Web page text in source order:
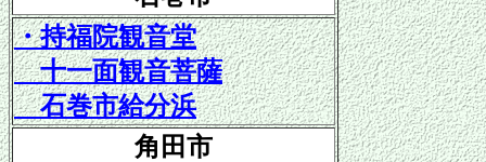
・持福院観音堂
十一面観音菩薩
石巻市給分浜
角田市